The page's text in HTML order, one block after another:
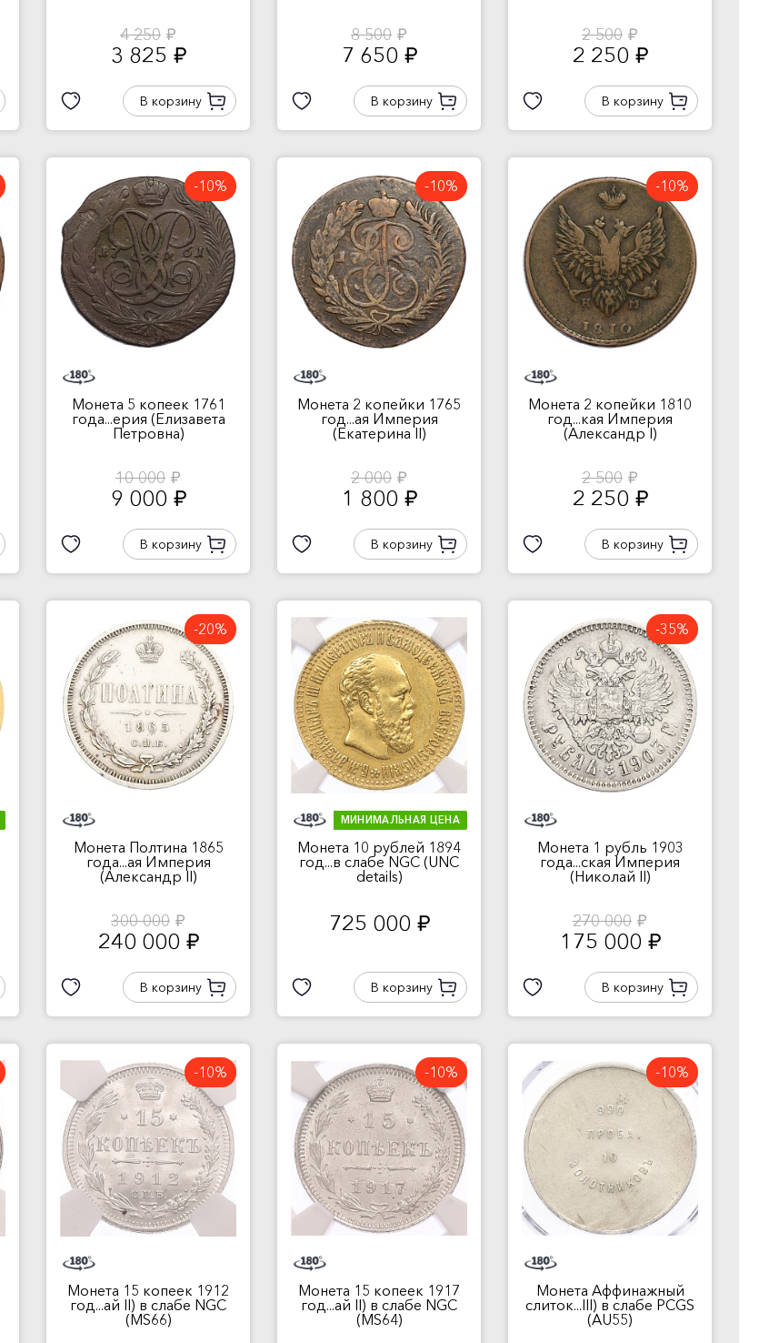
4 250 руб.
3 825 руб.
В корзину
8 500 руб.
7 650 руб.
В корзину
2 500 руб.
2 250 руб.
В корзину
-10%
Монета 5 копеек 1761
года...ерия (Елизавета
Петровна)
10 000 руб.
9 000 руб.
В корзину
-10%
Монета 2 копейки 1765
год...ая Империя
(Екатерина II)
2 000 руб.
1 800 руб.
В корзину
-10%
Монета 2 копейки 1810
год...кая Империя
(Александр I)
2 500 руб.
2 250 руб.
В корзину
-20%
Монета Полтина 1865
года...ая Империя
(Александр II)
300 000 руб.
240 000 руб.
В корзину
МИНИМАЛЬНАЯ ЦЕНА
Монета 10 рублей 1894
год...в слабе NGC (UNC
details)
725 000 руб.
В корзину
-35%
Монета 1 рубль 1903
года...ская Империя
(Николай II)
270 000 руб.
175 000 руб.
В корзину
-10%
Монета 15 копеек 1912
год...ай II) в слабе NGC
(MS66)
-10%
Монета 15 копеек 1917
год...ай II) в слабе NGC
(MS64)
-10%
Монета Аффинажный
слиток...III) в слабе PCGS
(AU55)